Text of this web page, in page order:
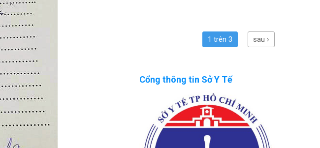
1 trên 3 sau ›
Cổng thông tin Sở Y Tế